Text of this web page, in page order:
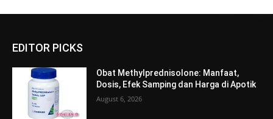
EDITOR PICKS
Obat Methylprednisolone: Manfaat,
Dosis, Efek Samping dan Harga di Apotik
August 6, 2026